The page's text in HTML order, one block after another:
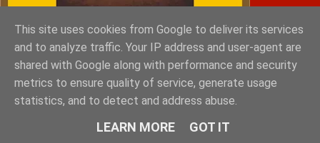
NRG SPORTS
This site uses cookies from Google to deliver its services
and to analyze traffic. Your IP address and user-agent are
shared with Google along with performance and security
metrics to ensure quality of service, generate usage
statistics, and to detect and address abuse.
LEARN MORE GOT IT